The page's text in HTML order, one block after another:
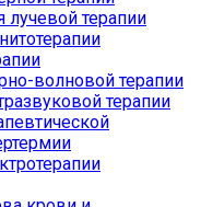
терапии
волновой терапии
терапии